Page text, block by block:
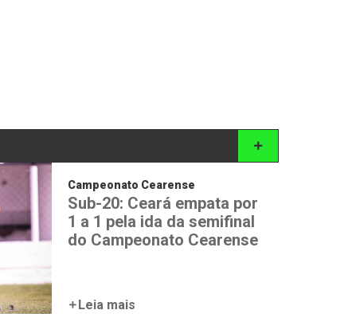
Campeonato Cearense
Sub-20: Ceará empata por
1 a 1 pela ida da semifinal
do Campeonato Cearense
Leia mais